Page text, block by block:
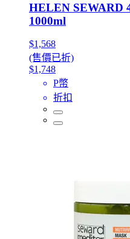
HELEN SEWARD
1000ml
$1,568
(售價已折)
$1,748
P幣
折扣